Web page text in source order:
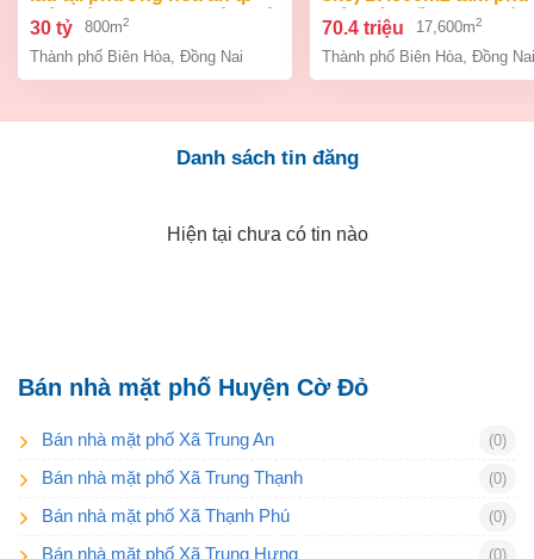
biên hòa dt 800m2 giá 30 tỷ
30 tỷ 800m2
Thành phố Biên Hòa Đồng Nai
biên hòa đồng nai giá
tỷ
70.4 triệu 17,600m2
Thành phố Biên Hòa Đồng Nai
Danh sách tin đăng
Hiện tại chưa có tin nào
Bán nhà mặt phố Huyện Cờ Đỏ
Bán nhà mặt phố Xã Trung An (0)
Bán nhà mặt phố Xã Trung Thạnh (0)
Bán nhà mặt phố Xã Thạnh Phú (0)
Bán nhà mặt phố Xã Trung Hưng (0)